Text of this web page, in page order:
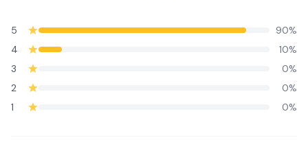
5
90%
4
10%
3
0%
2
0%
1
0%